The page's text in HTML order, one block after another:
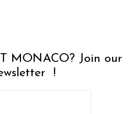
MONACO? Join our
!